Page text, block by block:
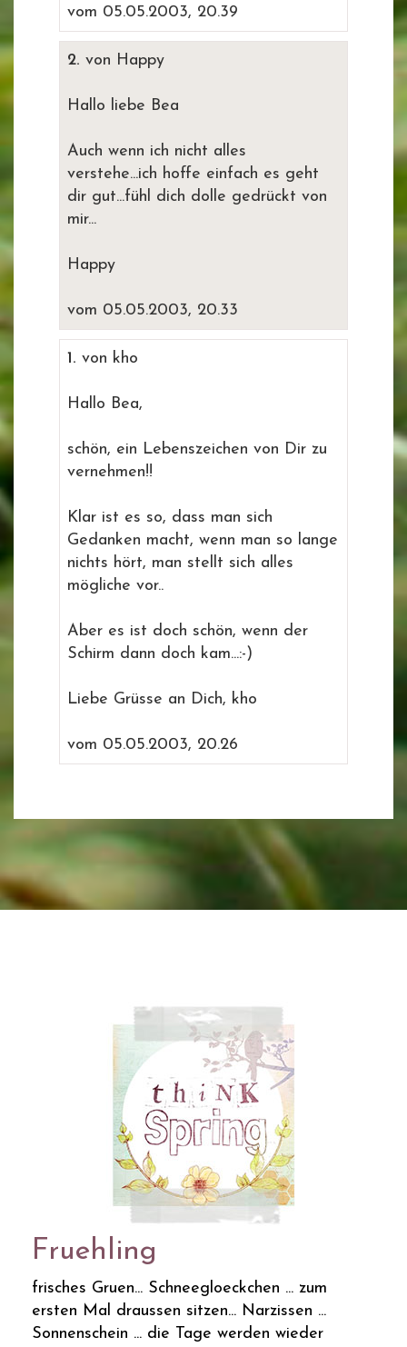
vom 05.05.2003, 20.39
2. von Happy
Hallo liebe Bea
Auch wenn ich nicht alles
verstehe...ich hoffe einfach es geht
dir gut...fühl dich dolle gedrückt von
mir...
Happy
vom 05.05.2003, 20.33
1. von kho
Hallo Bea,
schön, ein Lebenszeichen von Dir zu
vernehmen!!
Klar ist es so, dass man sich
Gedanken macht, wenn man so lange
nichts hört, man stellt sich alles
mögliche vor..
Aber es ist doch schön, wenn der
Schirm dann doch kam...:-)
Liebe Grüsse an Dich, kho
vom 05.05.2003, 20.26
Fruehling
frisches Gruen... Schneegloeckchen ... zum
ersten Mal draussen sitzen... Narzissen ...
Sonnenschein ... die Tage werden wieder